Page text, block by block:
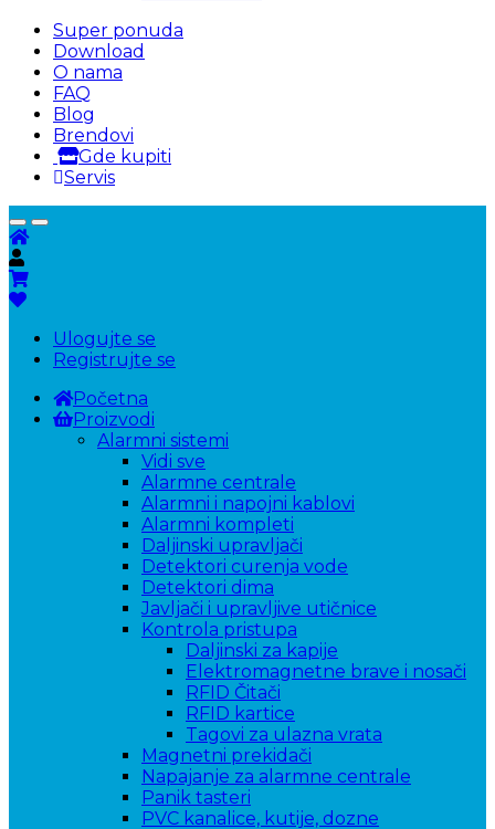
Super ponuda
Download
O nama
FAQ
Blog
Brendovi
Gde kupiti
Servis
Ulogujte se
Registrujte se
Početna
Proizvodi
Alarmni sistemi
Vidi sve
Alarmne centrale
Alarmni i napojni kablovi
Alarmni kompleti
Daljinski upravljači
Detektori curenja vode
Detektori dima
Javljači i upravljive utičnice
Kontrola pristupa
Daljinski za kapije
Elektromagnetne brave i nosači
RFID Čitači
RFID kartice
Tagovi za ulazna vrata
Magnetni prekidači
Napajanje za alarmne centrale
Panik tasteri
PVC kanalice, kutije, dozne